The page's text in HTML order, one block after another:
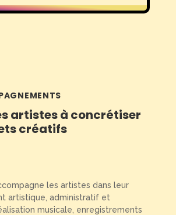
artistes à concrétiser
créatifs
les artistes dans leur
artistique, administratif et
musicale, enregistrements